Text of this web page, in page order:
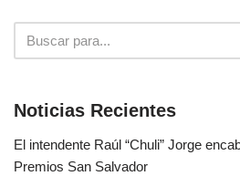
Noticias Recientes
El intendente Raúl “Chuli” Jorge
Premios San Salvador